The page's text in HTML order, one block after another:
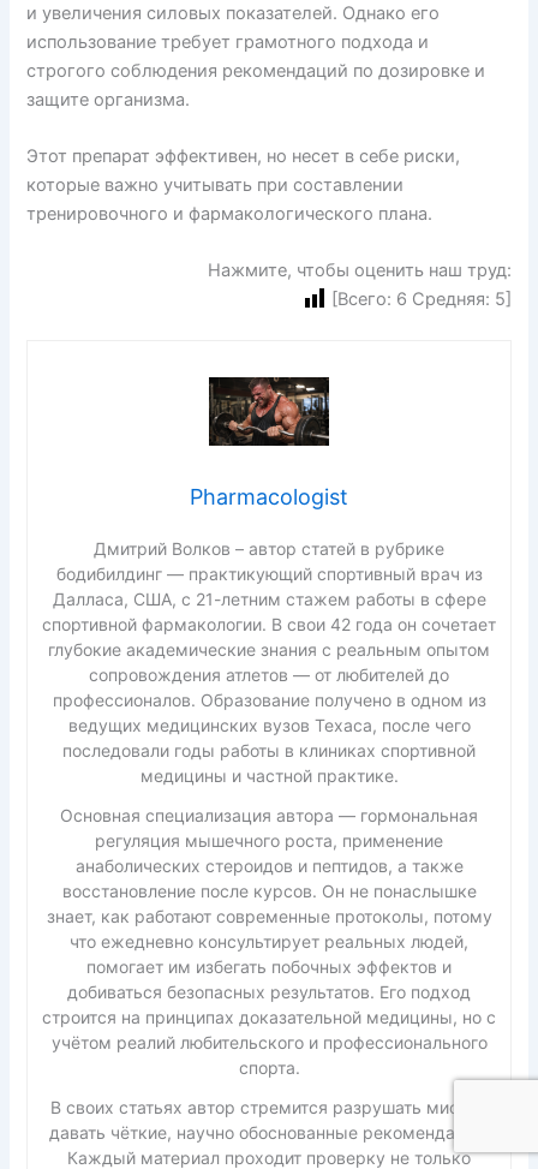
и увеличения силовых показателей. Однако его
использование требует грамотного подхода и
строгого соблюдения рекомендаций по дозировке и
защите организма.
Этот препарат эффективен, но несет в себе риски,
которые важно учитывать при составлении
тренировочного и фармакологического плана.
Нажмите, чтобы оценить наш труд:
[Всего: 6 Средняя: 5
Pharmacologist
Дмитрий Волков – автор статей в рубрике
бодибилдинг — практикующий спортивный врач из
Далласа, США, с 21-летним стажем работы в сфере
спортивной фармакологии. В свои 42 года он сочетает
глубокие академические знания с реальным опытом
сопровождения атлетов — от любителей до
профессионалов. Образование получено в одном из
ведущих медицинских вузов Техаса, после чего
последовали годы работы в клиниках спортивной
медицины и частной практике.
Основная специализация автора — гормональная
регуляция мышечного роста, применение
анаболических стероидов и пептидов, а также
восстановление после курсов. Он не понаслышке
знает, как работают современные протоколы, потому
что ежедневно консультирует реальных людей,
помогает им избегать побочных эффектов и
добиваться безопасных результатов. Его подход
строится на принципах доказательной медицины, но с
учётом реалий любительского и профессионального
спорта.
В своих статьях автор стремится разрушать мифы и
давать чёткие, научно обоснованные рекомендации.
Каждый материал проходит проверку не только